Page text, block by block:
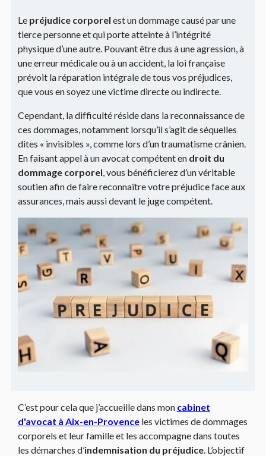
Le préjudice corporel est un dommage causé par une
tierce personne et qui porte atteinte à l’intégrité
physique d’une autre. Pouvant être dus à une agression, à
une erreur médicale ou à un accident, la loi française
prévoit la réparation intégrale de tous vos préjudices,
que vous en soyez une victime directe ou indirecte.
Cependant, la difficulté réside dans la reconnaissance de
ces dommages, notamment lorsqu’il s’agit de séquelles
dites « invisibles », comme lors d’un traumatisme crânien.
En faisant appel à un avocat compétent en droit du
dommage corporel , vous bénéficierez d’un véritable
soutien afin de faire reconnaître votre préjudice face aux
assurances, mais aussi devant le juge compétent.
C’est pour cela que j’accueille dans mon cabinet
d'avocat à Aix-en-Provenceles victimes de dommages
corporels et leur famille et les accompagne dans toutes
les démarches d’indemnisation du préjudice. L’objectif